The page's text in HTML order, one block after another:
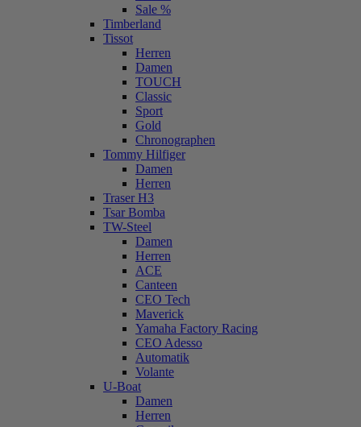
Sale %
Timberland
Tissot
Herren
Damen
TOUCH
Classic
Sport
Gold
Chronographen
Tommy Hilfiger
Damen
Herren
Traser H3
Tsar Bomba
TW-Steel
Damen
Herren
ACE
Canteen
CEO Tech
Maverick
Yamaha Factory Racing
CEO Adesso
Automatik
Volante
U-Boat
Damen
Herren